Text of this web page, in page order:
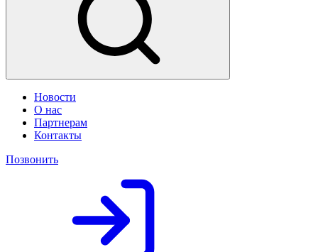
Новости
О нас
Партнерам
Контакты
Позвонить